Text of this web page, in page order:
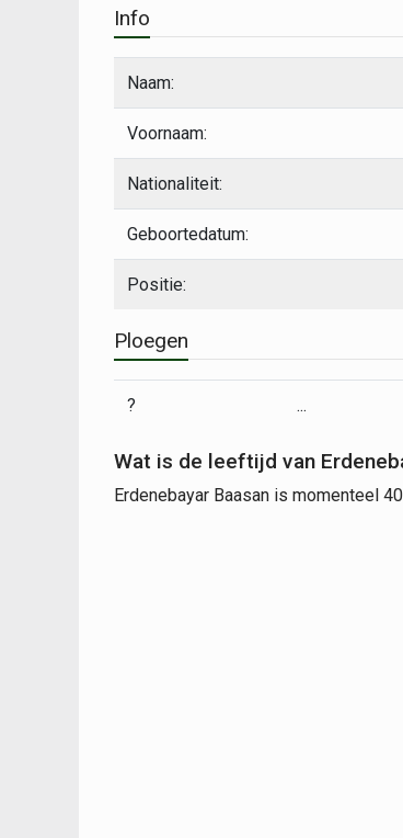
Info
Naam:
Voornaam:
Nationaliteit:
Geboortedatum:
Positie:
Ploegen
? ...
Wat is de leeftijd van
Erdenebayar Baasan is momenteel